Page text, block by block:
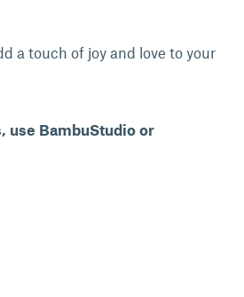
a touch of joy and love to your
use BambuStudio or